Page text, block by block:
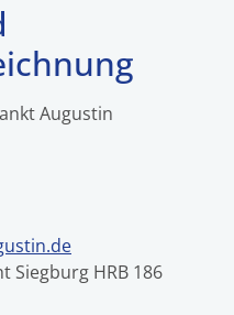
Augustin
Siegburg HRB 186